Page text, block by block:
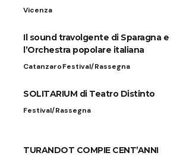
Vicenza
Il sound travolgente di Sparagna e
l’Orchestra popolare italiana
CatanzaroFestival/Rassegna
SOLITARIUM di Teatro Distinto
Festival/Rassegna
TURANDOT COMPIE CENT’ANNI